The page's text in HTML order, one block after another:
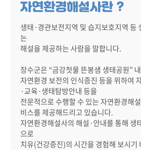
자연환경해설사란 ?
생태·경관보전지역 및 습지보호지역 등
는
해설을 제공하는 사람을 말합니다.
장수군은 “금강첫물 뜬봉샘 생태공원”
자연환경 보전의 인식증진 등을 위하여
·교육·생태탐방안내 등을
전문적으로 수행할 수 있는 자연환경해
비스를 제공해드리고 있습니다.
자연환경해설사의 해설·안내를 통해 생
으로
치유(건강증진)의 시간을 경험해 보시기